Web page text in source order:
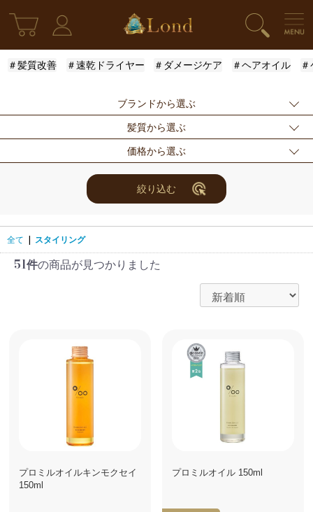
＃髪質改善 ＃速乾ドライヤー ＃ダメージケア ＃ヘアオイル
ブランドから選ぶ
指定なし Londオリジナル
ケラスターゼ
モロッカンオイル
ルベル
アリミノ
ナンバースリー
ミアン フォード
ホリスティックキ
アクティバート
髪質から選ぶ
ふんわり ハリ・コシ
ウェット
ツヤ
しっとり
価格から選ぶ
〜3000円
3001円〜5000円
円
30000円
絞り込む
全て | スタイリング
51件の商品が見つかりました
プロミルオイルキンモクセイ
150ml
プロミルオイル 150ml